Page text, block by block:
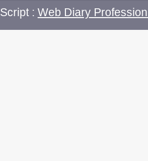
Script : Web Diary